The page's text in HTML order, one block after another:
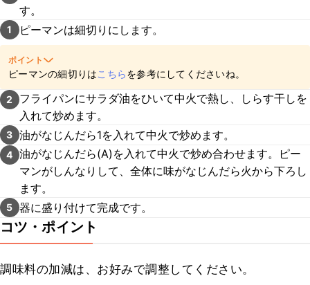
す。
1 ピーマンは細切りにします。
ポイント
ピーマンの細切りはこちらを参考にしてくださいね。
2
フライパンにサラダ油をひいて中火で熱し、しらす干しを
入れて炒めます。
3 油がなじんだら1を入れて中火で炒めます。
4 油がなじんだら(A)を入れて中火で炒め合わせます。ピー
マンがしんなりして、全体に味がなじんだら火から下ろし
ます。
5 器に盛り付けて完成です。
コツ・ポイント
調味料の加減は、お好みで調整してください。